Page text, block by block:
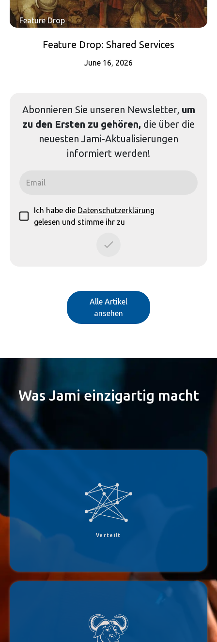
Feature Drop
Feature Drop: Shared Services
June 16, 2026
Abonnieren Sie unseren Newsletter, um
zu den Ersten zu gehören, die über die
neuesten Jami-Aktualisierungen
informiert werden!
Ich habe die Datenschutzerklärung
gelesen und stimme ihr zu
Alle Artikel
ansehen
Was Jami einzigartig macht
Verteilt
Jami nutzt eine direkte Verbindung (Peer-to-Peer) zwischen den Geräten und benötigt
daher keinen Server um die Daten zwischen den Benutzern zu vermitteln.
Jami ist ein GNU-Projekt, das von der Free Software Foundation unterstützt wird und